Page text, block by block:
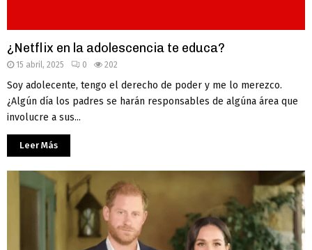
¿Netflix en la adolescencia te educa?
15 abril, 2025 0 202
Soy adolecente, tengo el derecho de poder y me lo merezco.
¿Algún día los padres se harán responsables de algúna área que
involucre a sus...
Leer Más